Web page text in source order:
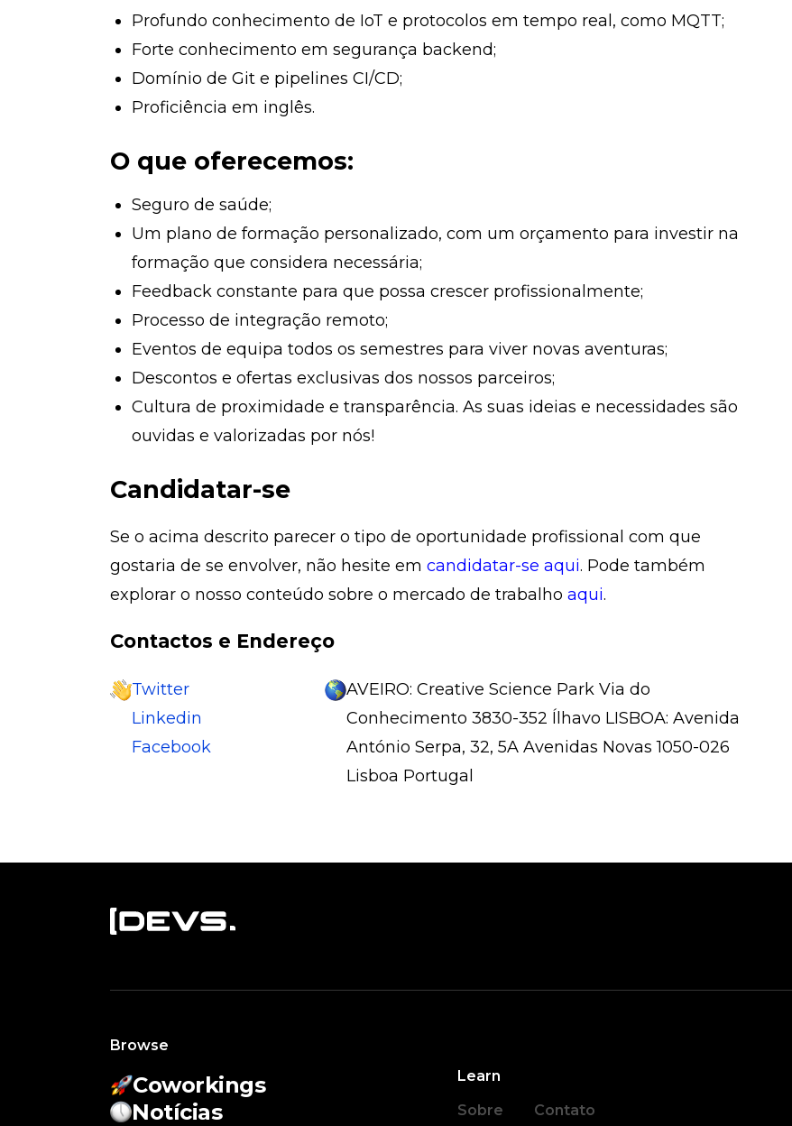
Profundo conhecimento de IoT e protocolos em tempo real, como MQTT;
Forte conhecimento em segurança backend;
Domínio de Git e pipelines CI/CD;
Proficiência em inglês.
O que oferecemos:
Seguro de saúde;
Um plano de formação personalizado, com um orçamento para investir na
formação que considera necessária;
Feedback constante para que possa crescer profissionalmente;
Processo de integração remoto;
Eventos de equipa todos os semestres para viver novas aventuras;
Descontos e ofertas exclusivas dos nossos parceiros;
Cultura de proximidade e transparência. As suas ideias e necessidades são
ouvidas e valorizadas por nós!
Candidatar-se
Se o acima descrito parecer o tipo de oportunidade profissional com que
gostaria de se envolver, não hesite em candidatar-se aqui. Pode também
explorar o nosso conteúdo sobre o mercado de trabalho aqui.
Contactos e Endereço
Twitter
Linkedin
Facebook
AVEIRO: Creative Science Park Via do
Conhecimento 3830-352 Ílhavo LISBOA: Avenida
António Serpa, 32, 5A Avenidas Novas 1050-026
Lisboa Portugal
Browse
Coworkings
Notícias
Learn
Sobre
Contato